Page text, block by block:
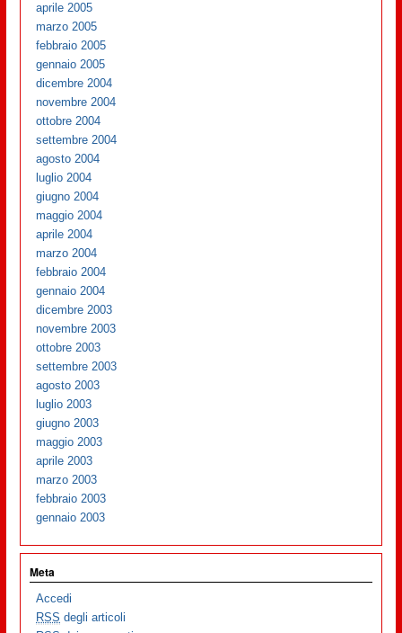
aprile 2005
marzo 2005
febbraio 2005
gennaio 2005
dicembre 2004
novembre 2004
ottobre 2004
settembre 2004
agosto 2004
luglio 2004
giugno 2004
maggio 2004
aprile 2004
marzo 2004
febbraio 2004
gennaio 2004
dicembre 2003
novembre 2003
ottobre 2003
settembre 2003
agosto 2003
luglio 2003
giugno 2003
maggio 2003
aprile 2003
marzo 2003
febbraio 2003
gennaio 2003
Meta
Accedi
RSS degli articoli